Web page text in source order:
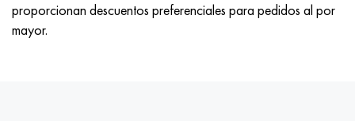
proporcionan descuentos preferenciales para pedidos al por
mayor.